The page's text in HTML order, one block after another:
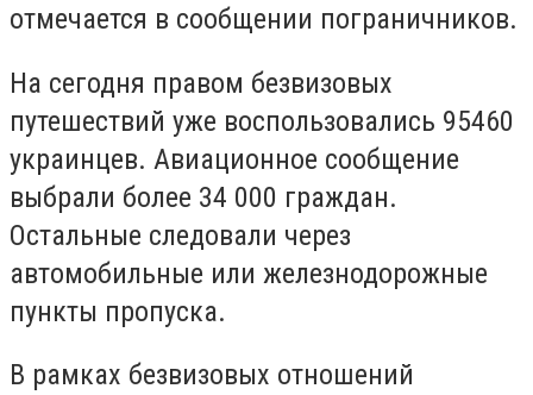
отмечается в сообщении пограничников.
На сегодня правом безвизовых
путешествий уже воспользовались 95460
украинцев. Авиационное сообщение
выбрали более 34 000 граждан.
Остальные следовали через
автомобильные или железнодорожные
пункты пропуска.
В рамках безвизовых отношений